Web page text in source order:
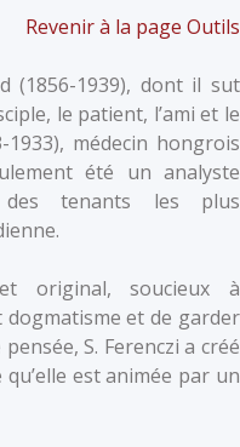
Revenir à la page Outils
(1856-1939), dont il sut
le patient, l’ami et le
1933), médecin hongrois
été un analyste
tenants les plus
original, soucieux à
dogmatisme et de garder
S. Ferenczi a créé
est animée par un